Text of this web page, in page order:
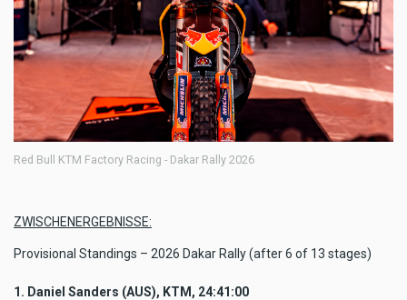
Red Bull KTM Factory Racing - Dakar Rally 2026
ZWISCHENERGEBNISSE:
Provisional Standings – 2026 Dakar Rally (after 6 of 13 stages)
1. Daniel Sanders (AUS), KTM, 24:41:00